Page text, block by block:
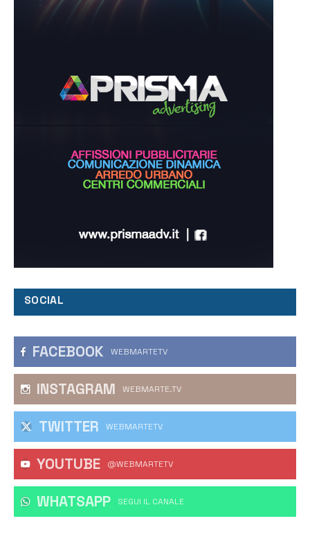
SOCIAL
FACEBOOK WEBMARTETV
INSTAGRAM WEBMARTE.TV
TWITTER WEBMARTETV
YOUTUBE @WEBMARTETV
WHATSAPP ‎SEGUI IL CANALE